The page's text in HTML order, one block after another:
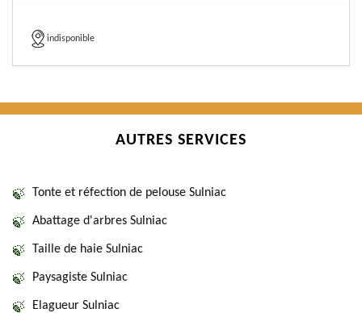
indisponible
AUTRES SERVICES
Tonte et réfection de pelouse Sulniac
Abattage d'arbres Sulniac
Taille de haie Sulniac
Paysagiste Sulniac
Elagueur Sulniac